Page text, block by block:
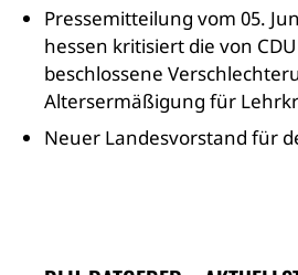
Pressemitteilung vom 05.
hessen kritisiert die von
beschlossene
Altersermäßigung für
Neuer Landesvorstand für